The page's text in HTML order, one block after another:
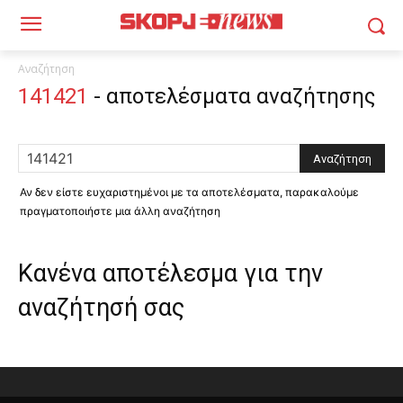
Αναζήτηση
141421 - αποτελέσματα αναζήτησης
Αν δεν είστε ευχαριστημένοι με τα αποτελέσματα, παρακαλούμε
πραγματοποιήστε μια άλλη αναζήτηση
Κανένα αποτέλεσμα για την
αναζήτησή σας